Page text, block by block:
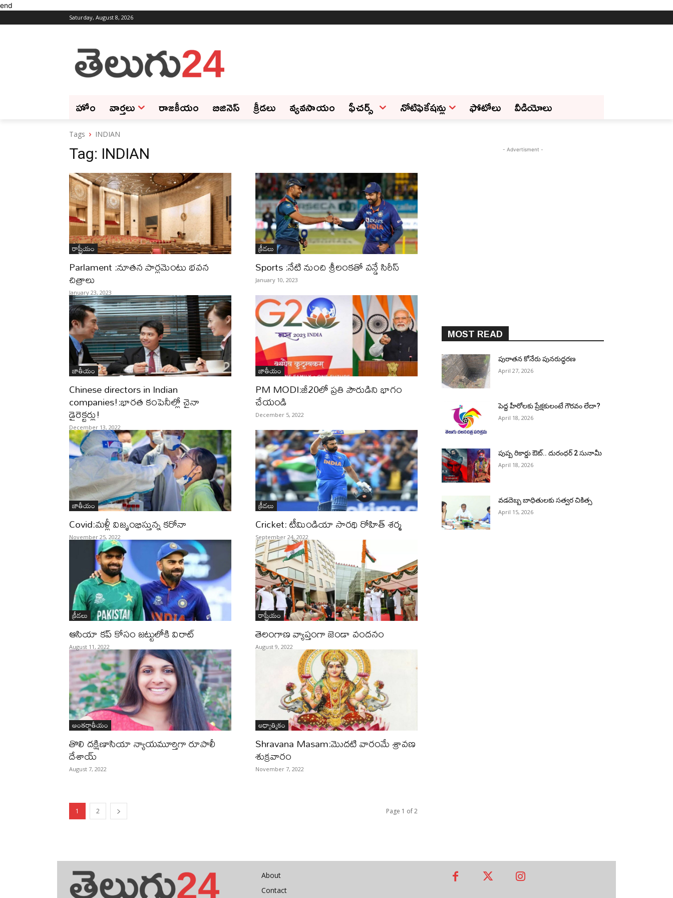
end
Saturday, August 8, 2026
హోం వార్తలు రాజకీయం బిజినెస్‌ క్రీడలు వ్యవసాయం ఫీచ‌ర్స్ ‌ నోటిఫికేషన్లు ఫోటోలు వీడియోలు
Tags INDIAN
Tag: INDIAN
రాష్ట్రీయం
Parlament :నూతన పార్లమెంటు భవన
చిత్రాలు
January 23, 2023
క్రీడలు
Sports :నేటి నుంచి శ్రీలంకతో వన్డే సిరీస్
January 10, 2023
జాతీయం
Chinese directors in Indian
companies!:భారత కంపెనీల్లో చైనా
డైరెక్టర్లు!
December 13, 2022
జాతీయం
PM MODI:జీ20లో ప్రతి పౌరుడిని భాగం
చేయండి
December 5, 2022
జాతీయం
Covid:మళ్లీ విజృంభిస్తున్న కరోనా
November 25, 2022
క్రీడలు
Cricket: టీమిండియా సారథి రోహిత్ శర్మ
September 24, 2022
క్రీడలు
ఆసియా కప్ కోసం జట్టులోకి విరాట్
August 11, 2022
రాష్ట్రీయం
తెలంగాణ వ్యాప్తంగా జెండా వందనం
August 9, 2022
అంతర్జాతీయం
తొలి దక్షిణాసియా న్యాయమూర్తిగా రూపాలీ
దేశాయ్‌
August 7, 2022
ఆధ్యాత్మికం
Shravana Masam:మెుదటి వారంమే శ్రావణ
శుక్రవారం
November 7, 2022
1 2 Page 1 of 2
- Advertisment -
MOST READ
పురాత‌న కోనేరు పున‌రుద్ధ‌ర‌ణ
April 27, 2026
పెద్ద హీరోల‌కు ప్రేక్ష‌కులంటే గౌర‌వం లేదా?
April 18, 2026
పుష్ప రికార్డు ఔట్‌.. దురంధ‌ర్ 2 సునామీ
April 18, 2026
వడదెబ్బ బాధితులకు సత్వర చికిత్స
April 15, 2026
About
Contact